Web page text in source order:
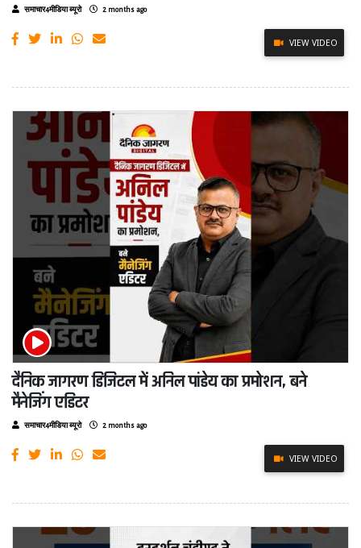
समाचार4मीडिया ब्यूरो 2 months ago
VIEW VIDEO
दैनिक जागरण डिजिटल में अनिल पांडेय का प्रमोशन, बने
मैनेजिंग एडिटर
समाचार4मीडिया ब्यूरो 2 months ago
VIEW VIDEO